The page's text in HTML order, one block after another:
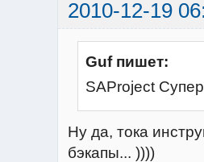
2010-12-19
Guf пишет:
SAProject
Ну да, тока
бэкапы... ))))